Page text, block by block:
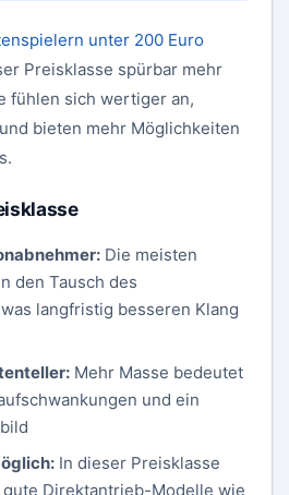
unter 200 Euro
Preisklasse spürbar mehr
fühlen sich wertiger an,
bieten mehr Möglichkeiten
Die meisten
den Tausch des
langfristig besseren Klang
Mehr Masse bedeutet
und ein
In dieser Preisklasse
Direktantrieb-Modelle wie